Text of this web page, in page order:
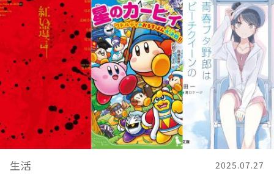
生活 2025.07.27